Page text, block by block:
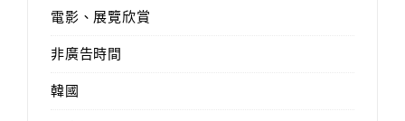
電影、展覽欣賞
非廣告時間
韓國